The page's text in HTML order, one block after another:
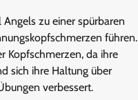
zu einer spürbaren
führen.
Kopfschmerzen, da ihre
sich ihre Haltung über
verbessert.